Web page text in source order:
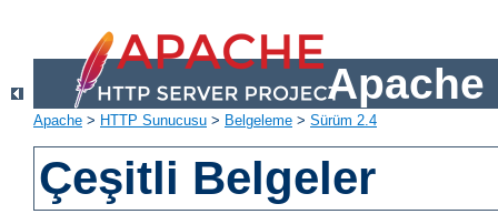
Apache
Apache > HTTP Sunucusu > Belgeleme > Sürüm 2.4
Çeşitli Belgeler